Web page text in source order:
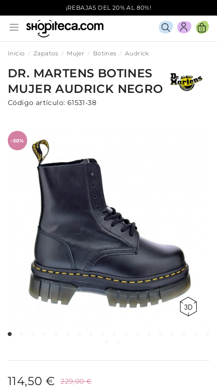
¡REBAJAS DEL 20% AL 80%!
0
Inicio Zapatos Mujer Botines Audrick
DR. MARTENS BOTINES
MUJERAUDRICK NEGRO
Código artículo: 61531-38
-50%
114,50 € 229,00 €